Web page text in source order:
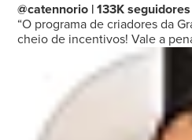
@catennorio | 133K seguidores
“O programa de criadores da
cheio de incentivos! Vale a